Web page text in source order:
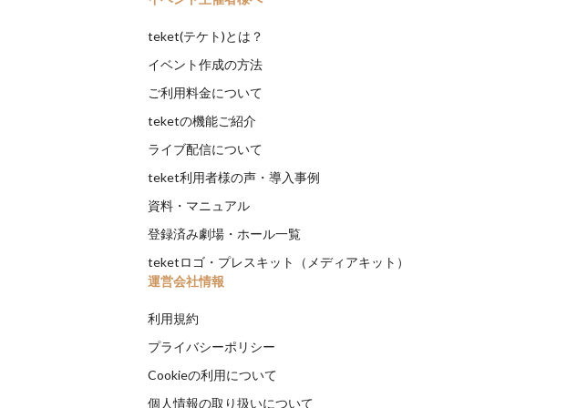
teket(テケト)とは？
イベント作成の方法
ご利用料金について
teketの機能ご紹介
ライブ配信について
teket利用者様の声・導入事例
資料・マニュアル
登録済み劇場・ホール一覧
teketロゴ・プレスキット（メディアキット）
運営会社情報
利用規約
プライバシーポリシー
Cookieの利用について
個人情報の取り扱いについて